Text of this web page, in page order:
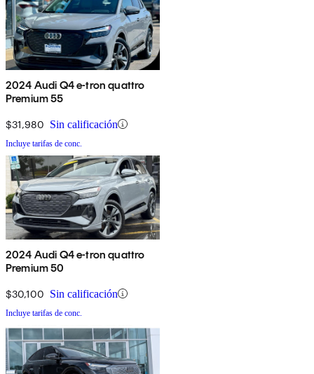
2024 Audi Q4 e-tron quattro
Premium 55
$31,980 Sin calificación
Incluye tarifas de conc.
2024 Audi Q4 e-tron quattro
Premium 50
$30,100 Sin calificación
Incluye tarifas de conc.